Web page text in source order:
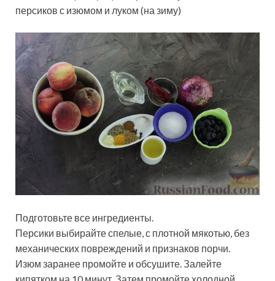
персиков с изюмом и луком (на зиму)
Подготовьте все ингредиенты.
Персики выбирайте спелые, с плотной мякотью, без
механических повреждений и признаков порчи.
Изюм заранее промойте и обсушите. Залейте